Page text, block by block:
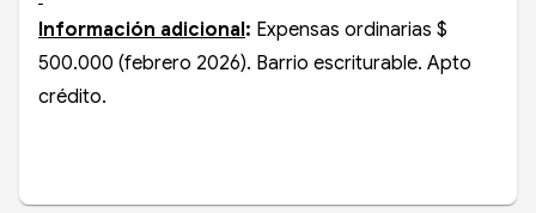
Información adicional: Expensas ordinarias $
500.000 (febrero 2026). Barrio escriturable. Apto
crédito.